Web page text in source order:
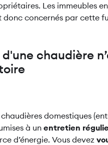
Les immeubles en
concernés par cette
d'une chaudière
domestiques
à unentretien
d’énergie. Vous devez